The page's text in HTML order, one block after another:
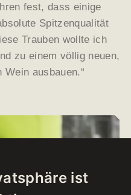
ist
fest, dass einige
Spitzenqualität
Trauben wollte ich
zu einem völlig neuen,
Wein ausbauen.“